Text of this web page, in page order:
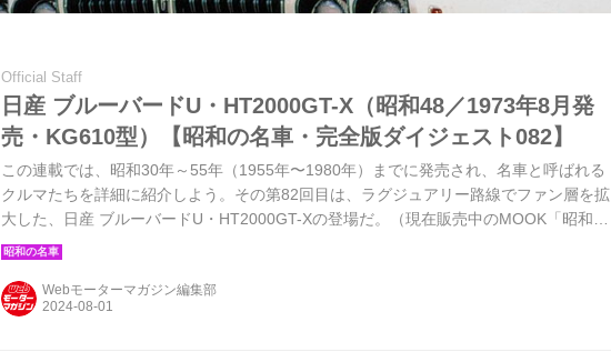
Official Staff
日産 ブルーバードU・HT2000GT-X（昭和48／1973年8月発
売・KG610型）【昭和の名車・完全版ダイジェスト082】
この連載では、昭和30年～55年（1955年〜1980年）までに発売され、名車と呼ばれる
クルマたちを詳細に紹介しよう。その第82回目は、ラグジュアリー路線でファン層を拡
大した、日産 ブルーバードU・HT2000GT-Xの登場だ。（現在販売中のMOOK「昭和の
名車・完全版Volume.1」より）
Webモーターマガジン編集部